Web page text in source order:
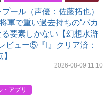
プール（声優：佐藤拓也）
軍で重い過去持ちの“バカ
要素しかない【幻想水滸
ビュー⑤『I』クリア済：
2026-08-09 11:10
・アプリ